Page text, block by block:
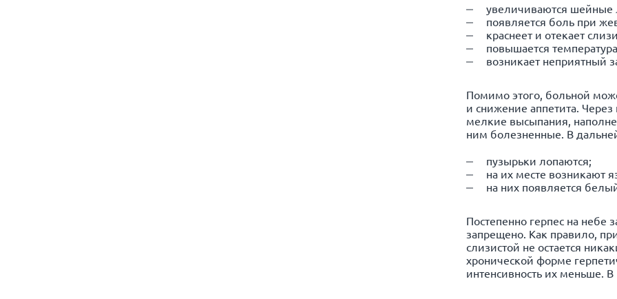
увеличиваются
появляется боль при
краснеет и отекает
повышается
возникает неприятный
Помимо этого, больной
и снижение аппетита.
мелкие высыпания,
ним болезненные. В
пузырьки лопаются;
на их месте возникают
на них появляется
Постепенно герпес на небе
запрещено. Как правило,
слизистой не остается
хронической форме
интенсивность их меньше.